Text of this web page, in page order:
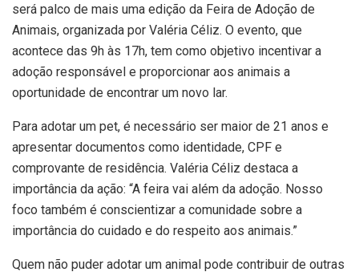
será palco de mais uma edição da Feira de Adoção de
Animais, organizada por Valéria Céliz. O evento, que
acontece das 9h às 17h, tem como objetivo incentivar a
adoção responsável e proporcionar aos animais a
oportunidade de encontrar um novo lar.
Para adotar um pet, é necessário ser maior de 21 anos e
apresentar documentos como identidade, CPF e
comprovante de residência. Valéria Céliz destaca a
importância da ação: “A feira vai além da adoção. Nosso
foco também é conscientizar a comunidade sobre a
importância do cuidado e do respeito aos animais.”
Quem não puder adotar um animal pode contribuir de outras